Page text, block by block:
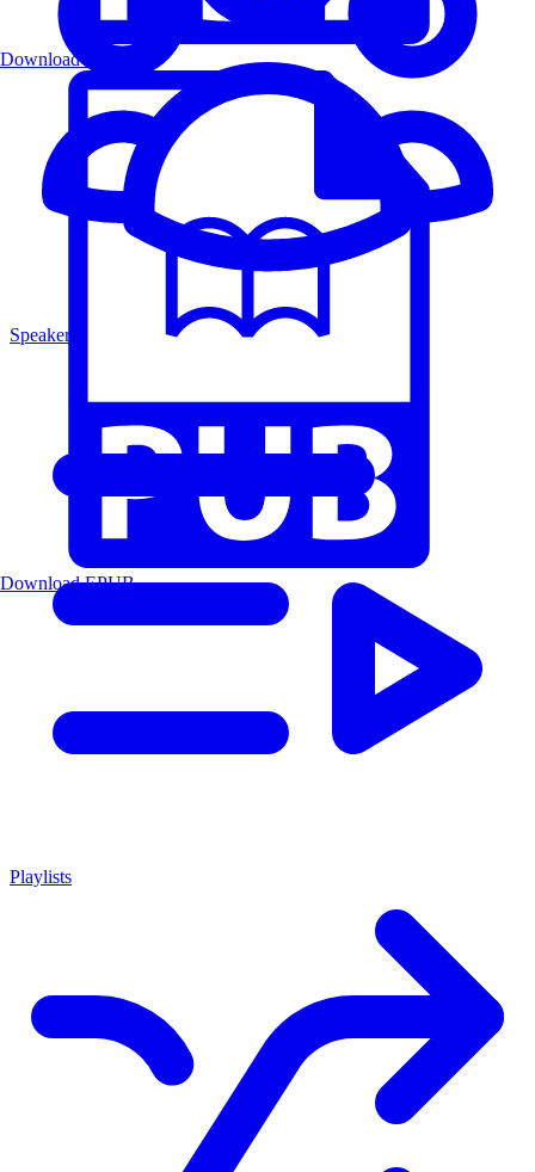
Speakers
Playlists
Download PDF
Download EPUB